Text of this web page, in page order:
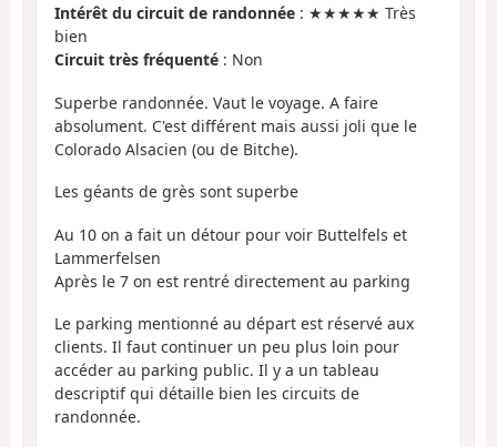
Intérêt du circuit de randonnée : ★★★★★ Très
bien
Circuit très fréquenté : Non
Superbe randonnée. Vaut le voyage. A faire
absolument. C'est différent mais aussi joli que le
Colorado Alsacien (ou de Bitche).
Les géants de grès sont superbe
Au 10 on a fait un détour pour voir Buttelfels et
Lammerfelsen
Après le 7 on est rentré directement au parking
Le parking mentionné au départ est réservé aux
clients. Il faut continuer un peu plus loin pour
accéder au parking public. Il y a un tableau
descriptif qui détaille bien les circuits de
randonnée.